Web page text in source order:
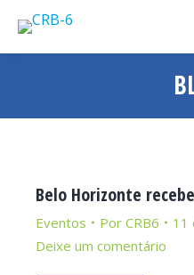
Belo Horizonte
Eventos Por CRB6
11
Deixe um comentário